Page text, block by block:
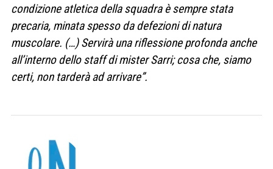
condizione atletica della squadra è sempre stata
precaria, minata spesso da defezioni di natura
muscolare. (…) Servirà una riflessione profonda anche
all’interno dello staff di mister Sarri; cosa che, siamo
certi, non tarderà ad arrivare”.